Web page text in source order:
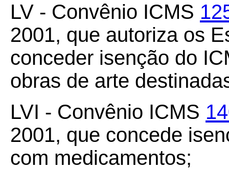
LV - Convênio ICMS
2001, que autoriza os
conceder isenção do
obras de arte
LVI - Convênio ICMS
2001, que concede
com medicamentos;